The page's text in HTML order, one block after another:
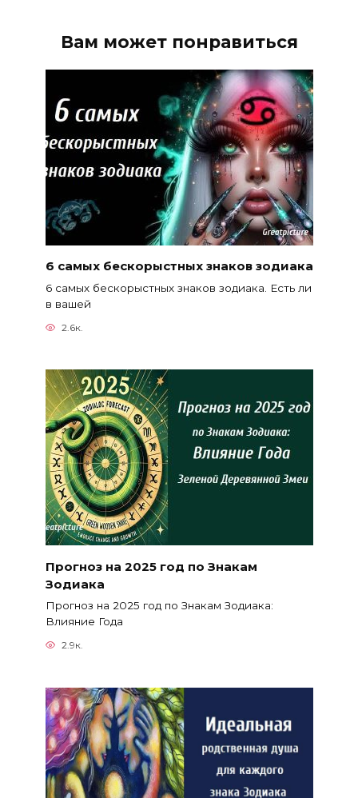
Вам может понравиться
6 самых бескорыстных знаков зодиака
6 самых бескорыстных знаков зодиака. Есть ли
в вашей
2.6к.
Прогноз на 2025 год по Знакам
Зодиака
Прогноз на 2025 год по Знакам Зодиака:
Влияние Года
2.9к.